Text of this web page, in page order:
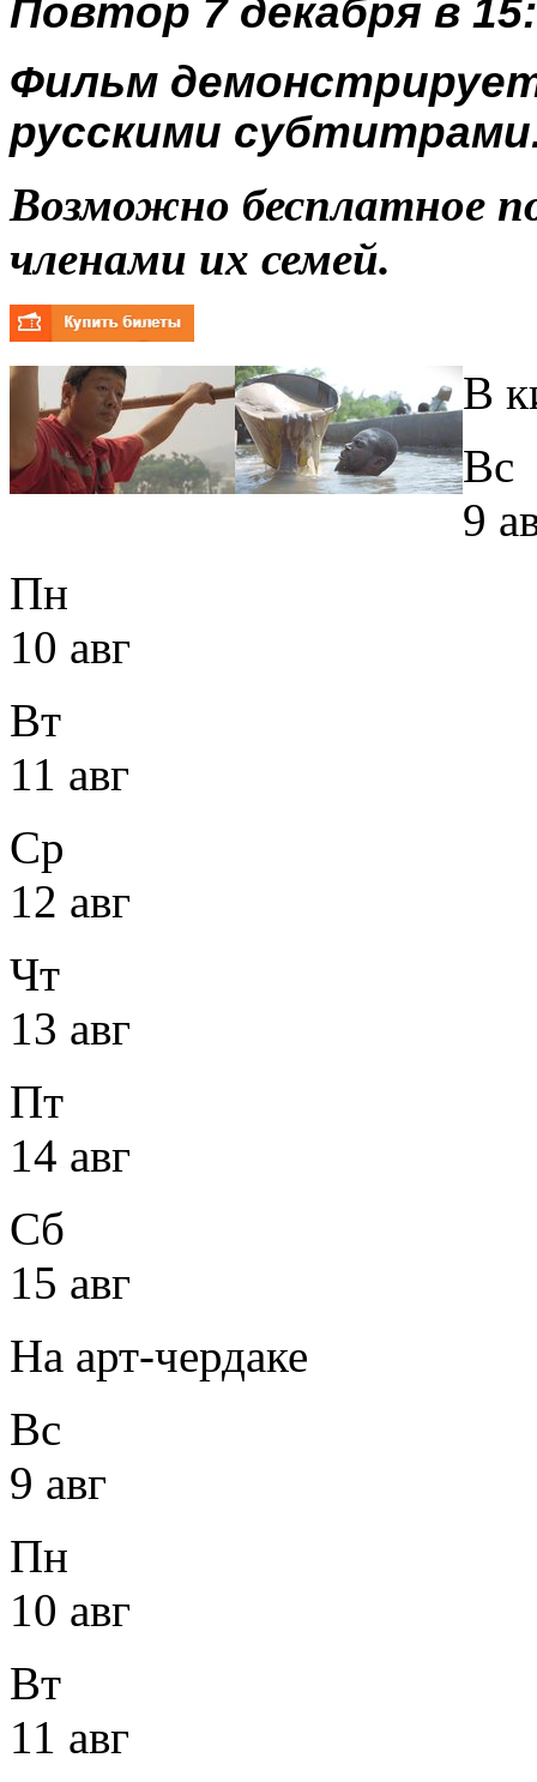
Повтор 7 декабря в
Фильм
русскими
Возможно бесплатное
членами их семей.
В
Вс
9
Пн
10 авг
Вт
11 авг
Ср
12 авг
Чт
13 авг
Пт
14 авг
Сб
15 авг
На арт-чердаке
Вс
9 авг
Пн
10 авг
Вт
11 авг